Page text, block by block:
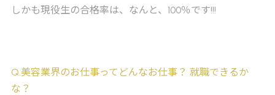
しかも現役生の合格率は、なんと、100％です!!!
Q.美容業界のお仕事ってどんなお仕事？ 就職できるか
な？